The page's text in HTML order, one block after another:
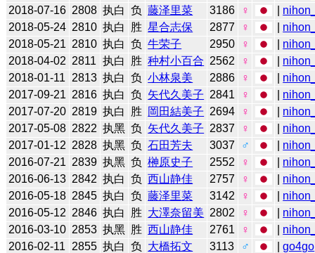
2018-07-16 2808 执白 负 藤泽里菜 3186 ♀
2018-05-24 2810 执白 胜 星合志保 2877 ♀
2018-05-21 2810 执白 负 牛荣子 2950 ♀
2018-04-02 2811 执白 胜 种村小百合 2562 ♀
2018-01-11
2813 执白 负 小林泉美 2886 ♀
2017-09-21 2816 执白 负 矢代久美子 2841 ♀
2017-07-20 2819 执白 胜 岡田結美子 2694 ♀
2017-05-08 2822 执黑 负 矢代久美子 2837 ♀
2017-01-12 2828 执黑 负 石田芳夫 3037 ♂
2016-07-21 2839 执黑 负 榊原史子 2552 ♀
2016-06-13 2842 执白 负 西山静佳 2757 ♀
2016-05-18 2845 执白 负 藤泽里菜 3142 ♀
2016-05-12 2846 执白 胜 大澤奈留美 2802 ♀
2016-03-10 2853 执黑 胜 西山静佳 2761 ♀
2016-02-11
2855 执白 负 大橋拓文 3113 ♂ |go4go